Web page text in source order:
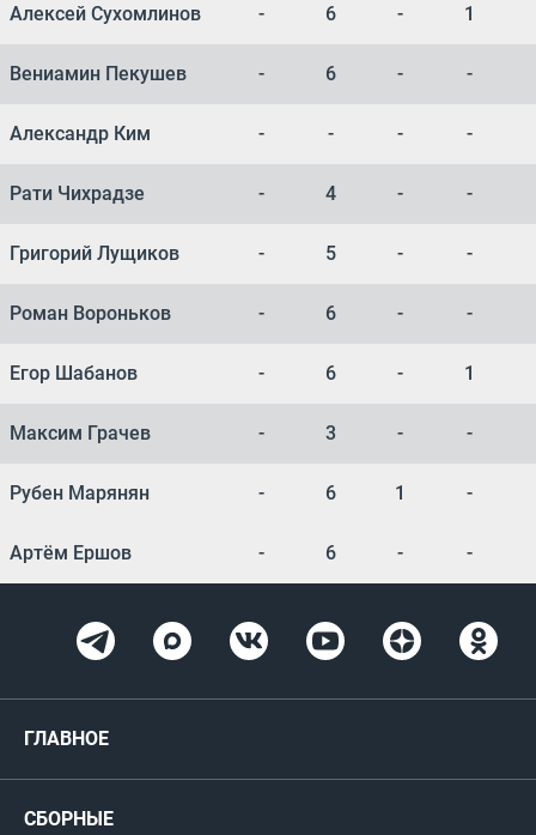
Алексей Сухомлинов - 6 - 1
Вениамин Пекушев - 6 - -
Александр Ким - - - -
Рати Чихрадзе - 4 - -
Григорий Лущиков - 5 - -
Роман Вороньков - 6 - -
Егор Шабанов - 6 - 1
Максим Грачев - 3 - -
Рубен Марянян - 6 1 -
Артём Ершов - 6 - -
ГЛАВНОЕ
СБОРНЫЕ